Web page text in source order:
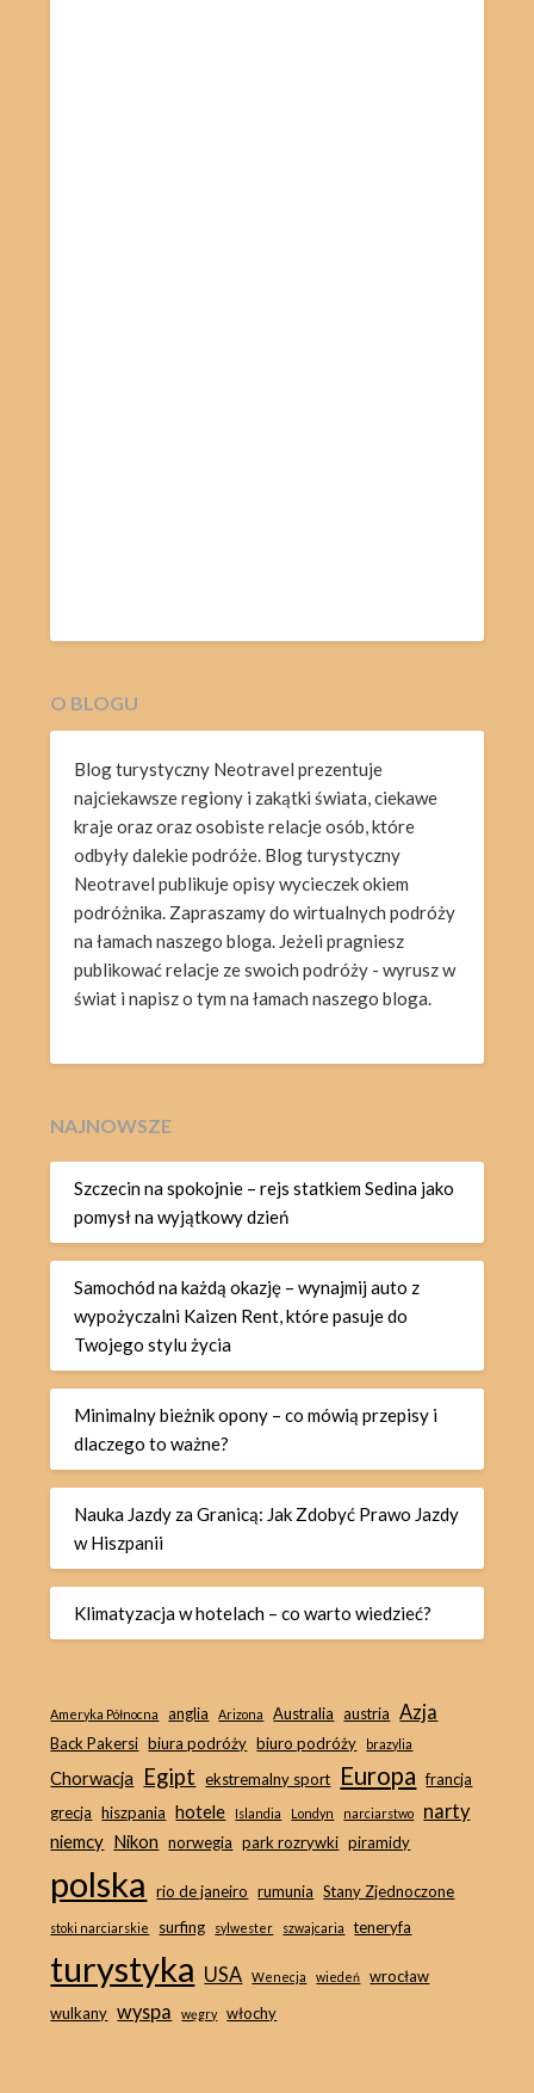
O BLOGU
Blog turystyczny Neotravel prezentuje
najciekawsze regiony i zakątki świata, ciekawe
kraje oraz oraz osobiste relacje osób, które
odbyły dalekie podróże. Blog turystyczny
Neotravel publikuje opisy wycieczek okiem
podróżnika. Zapraszamy do wirtualnych podróży
na łamach naszego bloga. Jeżeli pragniesz
publikować relacje ze swoich podróży - wyrusz w
świat i napisz o tym na łamach naszego bloga.
NAJNOWSZE
Szczecin na spokojnie – rejs statkiem Sedina jako
pomysł na wyjątkowy dzień
Samochód na każdą okazję – wynajmij auto z
wypożyczalni Kaizen Rent, które pasuje do
Twojego stylu życia
Minimalny bieżnik opony – co mówią przepisy i
dlaczego to ważne?
Nauka Jazdy za Granicą: Jak Zdobyć Prawo Jazdy
w Hiszpanii
Klimatyzacja w hotelach – co warto wiedzieć?
Ameryka Północna anglia Arizona Australia austria Azja
Back Pakersi biura podróży biuro podróży brazylia
Chorwacja Egipt ekstremalny sport Europa francja
grecja hiszpania hotele Islandia Londyn narciarstwo narty
niemcy Nikon norwegia park rozrywki piramidy
polska rio de janeiro rumunia Stany Zjednoczone
stoki narciarskie surfing sylwester szwajcaria teneryfa
turystyka USA Wenecja wiedeń
wrocław
wulkany wyspa węgry włochy